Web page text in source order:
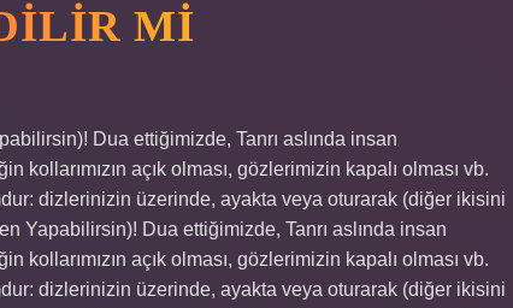
MI
Dua ettiğimizde, Tanrı aslında insan
açık olması, gözlerimizin kapalı olması vb.
dizlerinizin üzerinde, ayakta veya oturarak (diğer ikisini
Yapabilirsin)! Dua ettiğimizde, Tanrı aslında insan
açık olması, gözlerimizin kapalı olması vb.
dizlerinizin üzerinde, ayakta veya oturarak (diğer ikisini